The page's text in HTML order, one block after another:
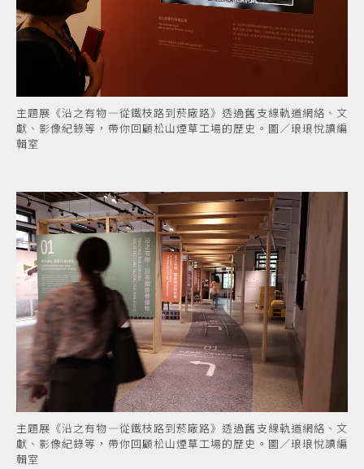
主題展《沿之有物—從鐵枝路到菸廠路》透過舊支線軌道網絡、文
獻、影像紀錄等，帶你回顧松山煙草工場的歷史。圖／琅琅悅讀編
輯室
主題展《沿之有物—從鐵枝路到菸廠路》透過舊支線軌道網絡、文
獻、影像紀錄等，帶你回顧松山煙草工場的歷史。圖／琅琅悅讀編
輯室